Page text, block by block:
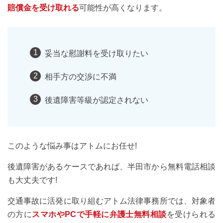
賠償金を受け取れる可能性が高くなります。
妥当な慰謝料を受け取りたい
相手方の交渉に不満
後遺障害等級が認定されない
このような悩み事はアトムにお任せ!
後遺障害があるケースであれば、半田市から無料電話相談
も大丈夫です!
交通事故に活発に取り組むアトム法律事務所では、対象者
の方に スマホやPCで手軽に弁護士無料相談を受けられる